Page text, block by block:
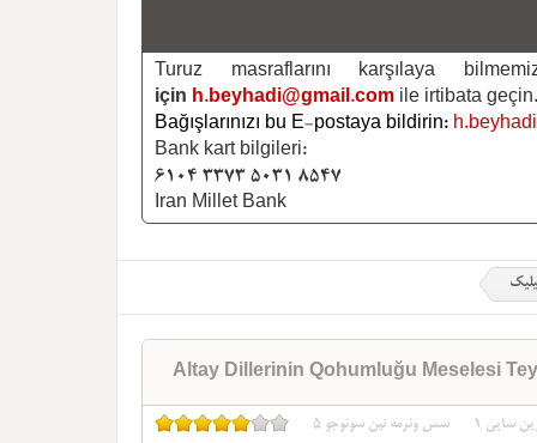
Turuz masraflarını karşılaya
için h.beyhadi@gmail.com ile irtibata geçin.
Bağışlarınızı bu E-postaya bildirin:
Bank kart bilgileri:
6104 3373 5031 8547
Iran Millet Bank
Altay Dillerinin Qohumluğu Meselesi
سایی 1 سس وئرمه نین سونوجو 5